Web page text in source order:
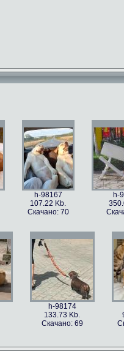
h-98167
107.22 Kb.
Скачано: 70
h-
h-98174
133.73 Kb.
Скачано: 69